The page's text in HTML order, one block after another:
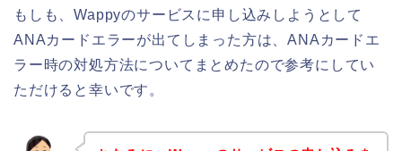
もしも、Wappyのサービスに申し込みしようとして
ANAカードエラーが出てしまった方は、ANAカードエ
ラー時の対処方法についてまとめたので参考にしてい
ただけると幸いです。